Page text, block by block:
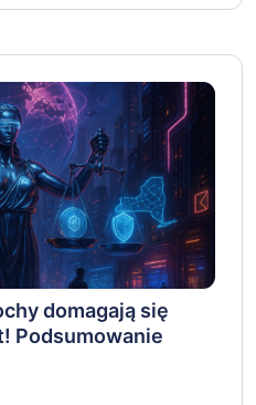
domagają się
Podsumowanie